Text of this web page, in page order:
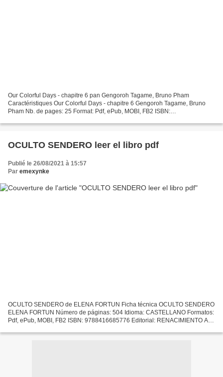
Our Colorful Days - chapitre 6 pan Gengoroh Tagame, Bruno Pham
Caractéristiques Our Colorful Days - chapitre 6 Gengoroh Tagame, Bruno
Pham Nb. de pages: 25 Format: Pdf, ePub, MOBI, FB2 ISBN:
OCULTO SENDERO leer el libro pdf
Publié le 26/08/2021 à 15:57
Par emexynke
OCULTO SENDERO de ELENA FORTUN Ficha técnica OCULTO SENDERO
ELENA FORTUN Número de páginas: 504 Idioma: CASTELLANO Formatos:
Pdf, ePub, MOBI, FB2 ISBN: 9788416685776 Editorial: RENACIMIENTO Año